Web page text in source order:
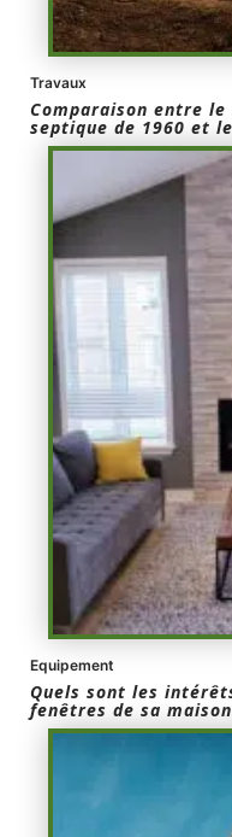
Travaux
Comparaison entre le
septique de 1960 et
Equipement
Quels sont les
fenêtres de sa